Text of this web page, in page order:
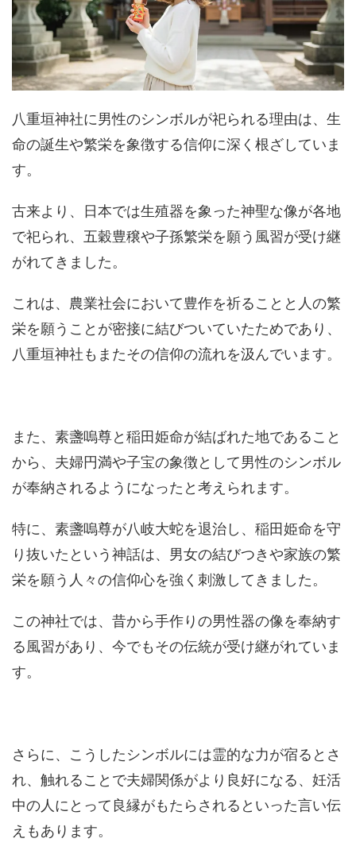
八重垣神社に男性のシンボルが祀られる理由は、生
命の誕生や繁栄を象徴する信仰に深く根ざしていま
す。
古来より、日本では生殖器を象った神聖な像が各地
で祀られ、五穀豊穣や子孫繁栄を願う風習が受け継
がれてきました。
これは、農業社会において豊作を祈ることと人の繁
栄を願うことが密接に結びついていたためであり、
八重垣神社もまたその信仰の流れを汲んでいます。
また、素盞嗚尊と稲田姫命が結ばれた地であること
から、夫婦円満や子宝の象徴として男性のシンボル
が奉納されるようになったと考えられます。
特に、素盞嗚尊が八岐大蛇を退治し、稲田姫命を守
り抜いたという神話は、男女の結びつきや家族の繁
栄を願う人々の信仰心を強く刺激してきました。
この神社では、昔から手作りの男性器の像を奉納す
る風習があり、今でもその伝統が受け継がれていま
す。
さらに、こうしたシンボルには霊的な力が宿るとさ
れ、触れることで夫婦関係がより良好になる、妊活
中の人にとって良縁がもたらされるといった言い伝
えもあります。